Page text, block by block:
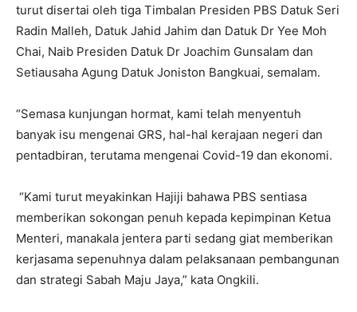
turut disertai oleh tiga Timbalan Presiden PBS Datuk Seri
Radin Malleh, Datuk Jahid Jahim dan Datuk Dr Yee Moh
Chai, Naib Presiden Datuk Dr Joachim Gunsalam dan
Setiausaha Agung Datuk Joniston Bangkuai, semalam.
“Semasa kunjungan hormat, kami telah menyentuh
banyak isu mengenai GRS, hal-hal kerajaan negeri dan
pentadbiran, terutama mengenai Covid-19 dan ekonomi.
“Kami turut meyakinkan Hajiji bahawa PBS sentiasa
memberikan sokongan penuh kepada kepimpinan Ketua
Menteri, manakala jentera parti sedang giat memberikan
kerjasama sepenuhnya dalam pelaksanaan pembangunan
dan strategi Sabah Maju Jaya,” kata Ongkili.